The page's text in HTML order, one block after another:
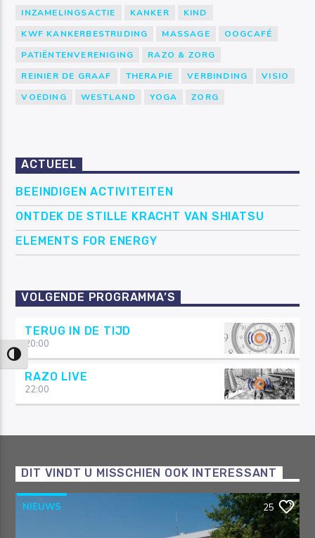
Keuze voor hoog contrast
INZAMELINGSACTIE
KANKER
KIND
KWF KANKERBESTRIJDING
MASSAGE
OOGCAFÉ
PATIËNTENVERENIGING
RAZO & ZORG
REINIER DE GRAAF
THERAPIE VERBINDING
VISIO
VOEDING
WESTLAND YOGA ZORG
ACTUEEL
BEEINDIGEN ACTIVITEITEN
ONTDEK DE STILLE KRACHT VAN SHIATSU
ELEMENTS FOR ENERGY
VOLGENDE PROGRAMMA’S
TERUG IN DE TIJD
20:00
RAZO LIVE
22:00
DIT VINDT U MISSCHIEN OOK INTERESSANT
NIEUWS 25